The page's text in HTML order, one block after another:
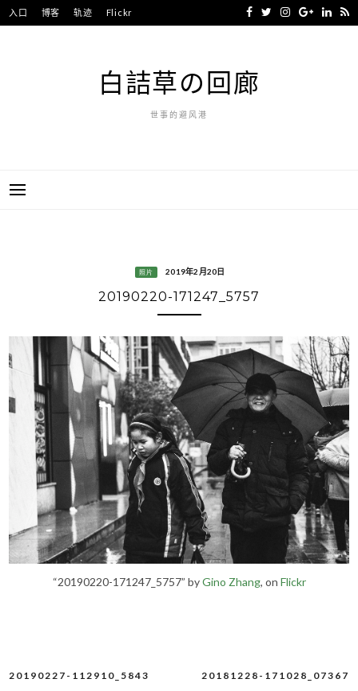
Skip
to
入口 博客 轨迹 Flickr
白詰草の回廊
世事的避风港
照片 2019年2月20日
20190220-171247_5757
“20190220-171247_5757” byGino Zhang, on Flickr
文
20181228-171028_07367
20190227-112910_5843